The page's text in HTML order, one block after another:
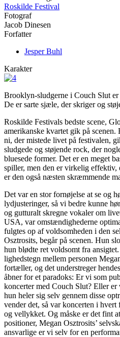
Roskilde Festival
Fotograf
Jacob Dinesen
Forfatter
Jesper Buhl
Karakter
Brooklyn-sludgerne i Couch Slut
De er sarte sjæle, der skriger og
Roskilde Festivals bedste scene,
amerikanske kvartet gik på scenen.
ni, der mistede livet på festivalen,
sludgede og støjende rock, der
bluesede former. Det er en meget
spiller, men den er virkelig effektiv,
er den også næsten skræmmende
Det var en stor fornøjelse at se og
lydjusteringer, så vi bedre kunne
og gutturalt skregne vokaler om
USA, var omstændighederne
fulgtes op af voldsomheden i den
Osztrosits, begår på scenen. Hun
hun blødte ret voldsomt fra
lighedstegn mellem personen
fortæller, og det understreger
åbner for et paradoks: Er vi som
koncerter med Couch Slut? Eller er
hun heler sig selv gennem disse
vender det, så var koncerten i
og vellykket. Og måske er det fint
positioner, Megan Osztrosits’
ansvarlige er vi selv for en